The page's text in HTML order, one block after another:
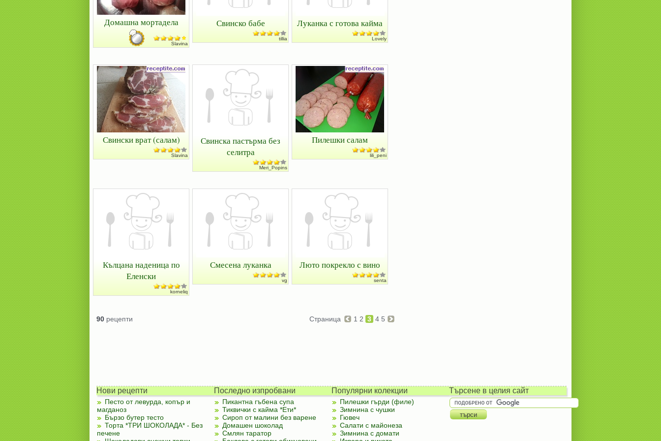
Домашна мортадела
Slavina
Свинско бабе
tillia
Луканка с готова кайма
Lovely
Свински врат (салам)
Slavina
Свинска пастърма без
селитра
Meri_Popins
Пилешки салам
lili_peni
Кълцана наденица по
Еленски
korneliq
Смесена луканка
vg
Люто покрекло с вино
senta
90 рецепти Страница 1 2 3 4 5
Нови рецепти
Песто от левурда, копър и
магданоз
Бързо бутер тесто
Торта *ТРИ ШОКОЛАДА* - Без
печене
Последно изпробвани
Пикантна гъбена супа
Тиквички с кайма *Ети*
Сироп от малини без варене
Домашен шоколад
Смлян таратор
Популярни колекции
Пилешки гърди (филе)
Зимнина с чушки
Гювеч
Салати с майонеза
Зимнина с домати
Търсене в целия сайт